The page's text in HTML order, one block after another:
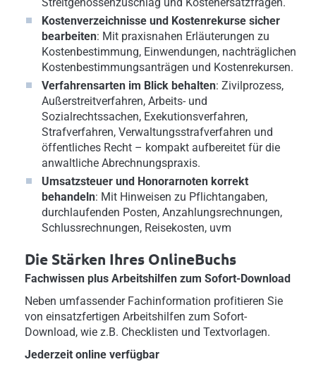
Kostenverzeichnisse und Kostenrekurse sicher
bearbeiten: Mit praxisnahen Erläuterungen zu
Kostenbestimmung, Einwendungen, nachträglichen
Kostenbestimmungsanträgen und Kostenrekursen.
Verfahrensarten im Blick behalten: Zivilprozess,
Außerstreitverfahren, Arbeits- und
Sozialrechtssachen, Exekutionsverfahren,
Strafverfahren, Verwaltungsstrafverfahren und
öffentliches Recht – kompakt aufbereitet für die
anwaltliche Abrechnungspraxis.
Umsatzsteuer und Honorarnoten korrekt
behandeln: Mit Hinweisen zu Pflichtangaben,
durchlaufenden Posten, Anzahlungsrechnungen,
Schlussrechnungen, Reisekosten, uvm
Die Stärken Ihres OnlineBuchs
Fachwissen plus Arbeitshilfen zum Sofort-Download
Neben umfassender Fachinformation profitieren Sie
von einsatzfertigen Arbeitshilfen zum Sofort-
Download, wie z.B. Checklisten und Textvorlagen.
Jederzeit online verfügbar